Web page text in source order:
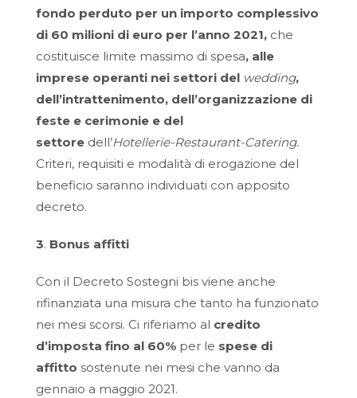
fondo perduto per un importo complessivo
di 60 milioni di euro per l’anno 2021, che
costituisce limite massimo di spesa, alle
imprese operanti nei settori del wedding,
dell’intrattenimento, dell’organizzazione di
feste e cerimonie e del
settore dell’Hotellerie-Restaurant-Catering.
Criteri, requisiti e modalità di erogazione del
beneficio saranno individuati con apposito
decreto.
3. Bonus affitti
Con il Decreto Sostegni bis viene anche
rifinanziata una misura che tanto ha funzionato
nei mesi scorsi. Ci riferiamo al credito
d’imposta fino al 60% per le spese di
affitto sostenute nei mesi che vanno da
gennaio a maggio 2021.